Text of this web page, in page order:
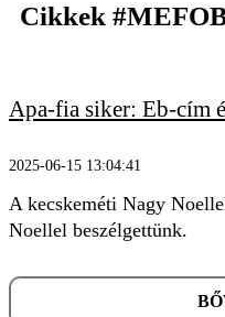
Cikkek
Apa-fia siker: Eb-cím
2025-06-15 13:04:41
A kecskeméti Nagy
Noellel beszélgettünk.